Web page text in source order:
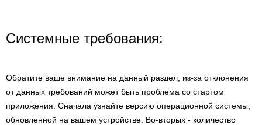
Системные требования:
Обратите ваше внимание на данный раздел, из-за отклонения
от данных требований может быть проблема со стартом
приложения. Сначала узнайте версию операционной системы,
обновленной на вашем устройстве. Во-вторых - количество